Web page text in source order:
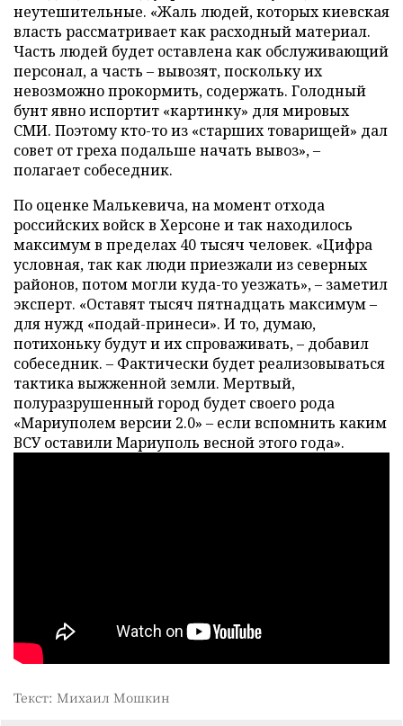
неутешительные. «Жаль людей, которых киевская
власть рассматривает как расходный материал.
Часть людей будет оставлена как обслуживающий
персонал, а часть – вывозят, поскольку их
невозможно прокормить, содержать. Голодный
бунт явно испортит «картинку» для мировых
СМИ. Поэтому кто-то из «старших товарищей» дал
совет от греха подальше начать вывоз», –
полагает собеседник.
По оценке Малькевича, на момент отхода
российских войск в Херсоне и так находилось
максимум в пределах 40 тысяч человек. «Цифра
условная, так как люди приезжали из северных
районов, потом могли куда-то уезжать», – заметил
эксперт. «Оставят тысяч пятнадцать максимум –
для нужд «подай-принеси». И то, думаю,
потихоньку будут и их спроваживать, – добавил
собеседник. – Фактически будет реализовываться
тактика выжженной земли. Мертвый,
полуразрушенный город будет своего рода
«Мариуполем версии 2.0» – если вспомнить каким
ВСУ оставили Мариуполь весной этого года».
Текст: Михаил Мошкин